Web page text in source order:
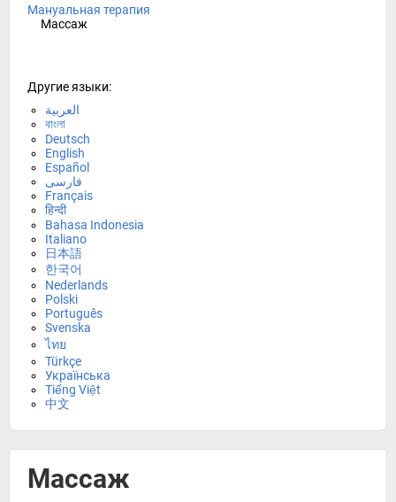
Мануальная терапия
Массаж
Другие языки:
العربية
বাংলা
Deutsch
English
Español
فارسی
Français
हिन्दी
Bahasa Indonesia
Italiano
日本語
한국어
Nederlands
Polski
Português
Svenska
ไทย
Türkçe
Українська
Tiếng Việt
中文
Массаж